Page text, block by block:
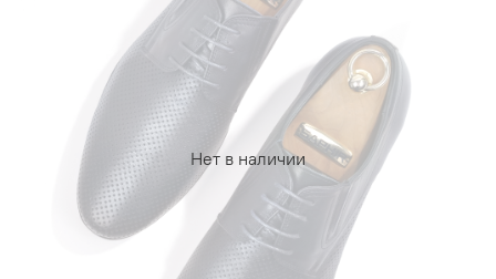
Нет в наличии